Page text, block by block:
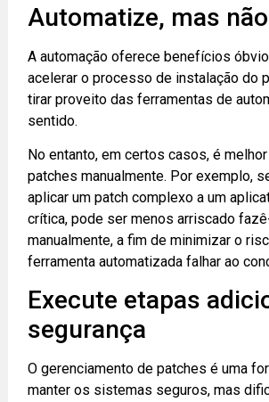
Automatize, mas
A automação oferece benefícios
acelerar o processo de instalação do
tirar proveito das ferramentas de
sentido.
No entanto, em certos casos, é
patches manualmente. Por exemplo,
aplicar um patch complexo a um
crítica, pode ser menos arriscado
manualmente, a fim de minimizar o
ferramenta automatizada falhar ao
Execute etapas
segurança
O gerenciamento de patches é uma
manter os sistemas seguros, mas